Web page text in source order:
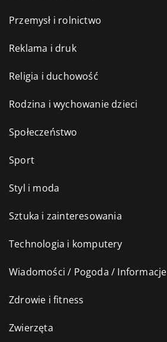
Przemysł i rolnictwo
Reklama i druk
Religia i duchowość
Rodzina i wychowanie dzieci
Społeczeństwo
Sport
Styl i moda
Sztuka i zainteresowania
Technologia i komputery
Wiadomości / Pogoda / Informacje
Zdrowie i fitness
Zwierzęta